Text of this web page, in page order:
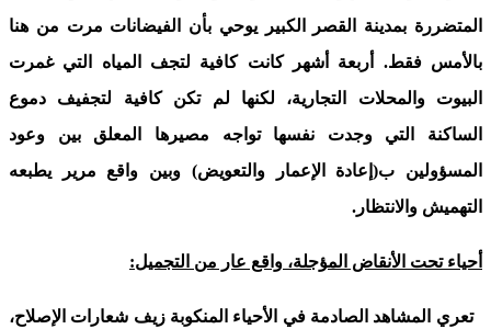
المتضررة بمدينة القصر الكبير يوحي بأن الفيضانات مرت من هنا
بالأمس فقط. أربعة أشهر كانت كافية لتجف المياه التي غمرت
البيوت والمحلات التجارية، لكنها لم تكن كافية لتجفيف دموع
الساكنة التي وجدت نفسها تواجه مصيرها المعلق بين وعود
المسؤولين ب(إعادة الإعمار والتعويض) وبين واقع مرير يطبعه
التهميش والانتظار.
أحياء تحت الأنقاض المؤجلة، واقع عار من التجميل:
تعري المشاهد الصادمة في الأحياء المنكوبة زيف شعارات الإصلاح،